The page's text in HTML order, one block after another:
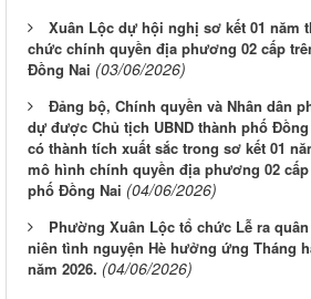
Xuân Lộc dự hội nghị sơ kết 01 năm
chức chính quyền địa phương 02 cấp
Đồng Nai (03/06/2026)
Đảng bộ, Chính quyền và Nhân dân
dự được Chủ tịch UBND thành phố
có thành tích xuất sắc trong sơ kết 01
mô hình chính quyền địa phương 02
phố Đồng Nai (04/06/2026)
Phường Xuân Lộc tổ chức Lễ ra
niên tình nguyện Hè hưởng ứng Tháng
năm 2026. (04/06/2026)